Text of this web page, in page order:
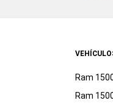
Ram
Ram